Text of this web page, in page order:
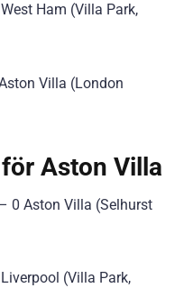
Ham (Villa Park,
Villa (London
Aston Villa
0 Aston Villa (Selhurst
(Villa Park,